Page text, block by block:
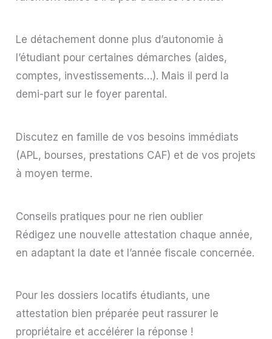
Le détachement donne plus d’autonomie à
l’étudiant pour certaines démarches (aides,
comptes, investissements…). Mais il perd la
demi-part sur le foyer parental.
Discutez en famille de vos besoins immédiats
(APL, bourses, prestations CAF) et de vos projets
à moyen terme.
Conseils pratiques pour ne rien oublier
Rédigez une nouvelle attestation chaque année,
en adaptant la date et l’année fiscale concernée.
Pour les dossiers locatifs étudiants, une
attestation bien préparée peut rassurer le
propriétaire et accélérer la réponse !